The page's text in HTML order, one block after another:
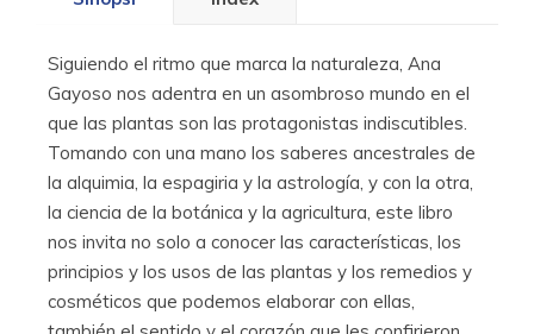
Siguiendo el ritmo que marca la naturaleza, Ana
Gayoso nos adentra en un asombroso mundo en el
que las plantas son las protagonistas indiscutibles.
Tomando con una mano los saberes ancestrales de
la alquimia, la espagiria y la astrología, y con la otra,
la ciencia de la botánica y la agricultura, este libro
nos invita no solo a conocer las características, los
principios y los usos de las plantas y los remedios y
cosméticos que podemos elaborar con ellas,